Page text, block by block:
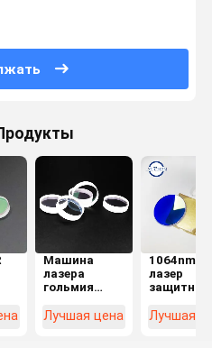
Машина
лазера
гольмия
объективов
Лучшая цена
1064nmHR
лазер
защитное
автомата
Лучшая